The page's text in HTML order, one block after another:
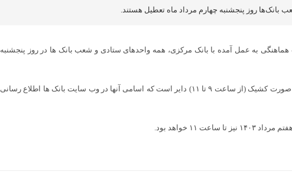
روز پنجشنبه چهارم مرداد ماه تعطیل هستند.
به عمل آمده با بانک مرکزی، همه واحدهای ستادی و شعب بانک ها در روز پنجشنبه
همچنین شورای هماهنگی بانک‌ها تصریح کرد، به منظور پاسخگویی به نیازهای ضروری مشتریان گرامی، روز پنجشنبه چهارم مرداد ۱۴۰۳ تعدادی از شعب بانک‌ها به صورت کشیک (از ساعت ۹ تا ۱۱) دایر است که اسامی آنها در وب سایت بانک ها اطلاع رسانی